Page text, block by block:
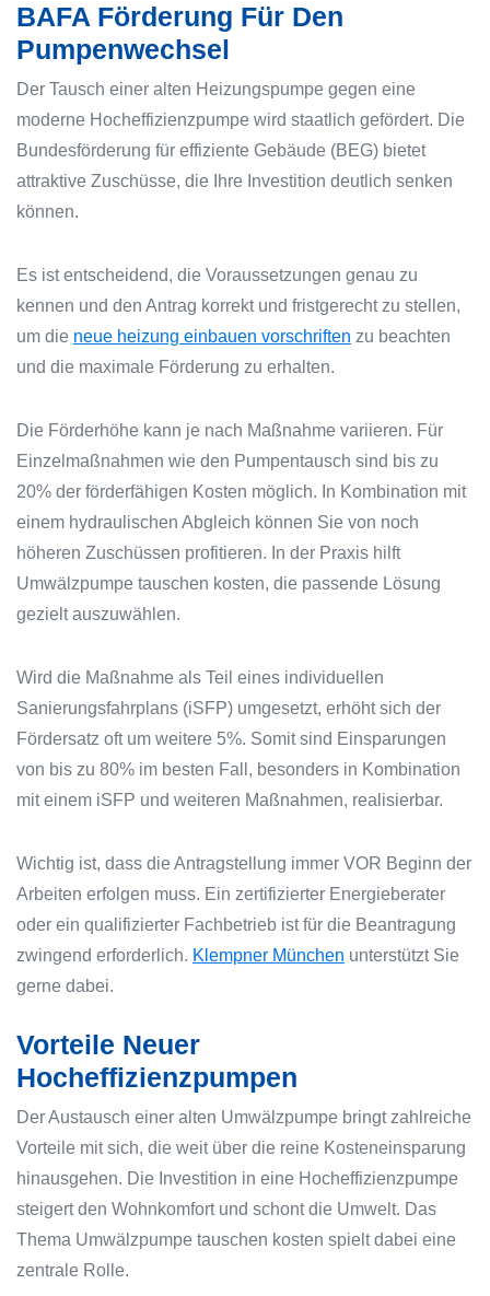
BAFA Förderung Für Den
Pumpenwechsel
Der Tausch einer alten Heizungspumpe gegen eine
moderne Hocheffizienzpumpe wird staatlich gefördert. Die
Bundesförderung für effiziente Gebäude (BEG) bietet
attraktive Zuschüsse, die Ihre Investition deutlich senken
können.
Es ist entscheidend, die Voraussetzungen genau zu
kennen und den Antrag korrekt und fristgerecht zu stellen,
um die neue heizung einbauen vorschriften zu beachten
und die maximale Förderung zu erhalten.
Die Förderhöhe kann je nach Maßnahme variieren. Für
Einzelmaßnahmen wie den Pumpentausch sind bis zu
20% der förderfähigen Kosten möglich. In Kombination mit
einem hydraulischen Abgleich können Sie von noch
höheren Zuschüssen profitieren. In der Praxis hilft
Umwälzpumpe tauschen kosten, die passende Lösung
gezielt auszuwählen.
Wird die Maßnahme als Teil eines individuellen
Sanierungsfahrplans (iSFP) umgesetzt, erhöht sich der
Fördersatz oft um weitere 5%. Somit sind Einsparungen
von bis zu 80% im besten Fall, besonders in Kombination
mit einem iSFP und weiteren Maßnahmen, realisierbar.
Wichtig ist, dass die Antragstellung immer VOR Beginn der
Arbeiten erfolgen muss. Ein zertifizierter Energieberater
oder ein qualifizierter Fachbetrieb ist für die Beantragung
zwingend erforderlich. Klempner München unterstützt Sie
gerne dabei.
Vorteile Neuer
Hocheffizienzpumpen
Der Austausch einer alten Umwälzpumpe bringt zahlreiche
Vorteile mit sich, die weit über die reine Kosteneinsparung
hinausgehen. Die Investition in eine Hocheffizienzpumpe
steigert den Wohnkomfort und schont die Umwelt. Das
Thema Umwälzpumpe tauschen kosten spielt dabei eine
zentrale Rolle.